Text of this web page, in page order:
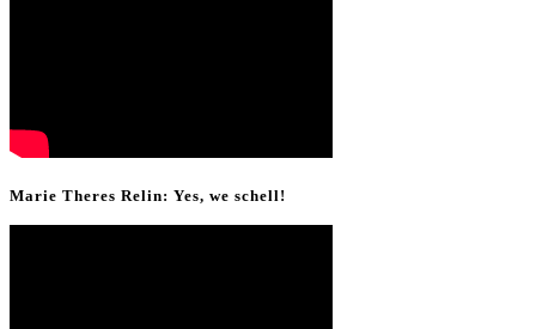
Marie Theres Relin: Yes, we schell!